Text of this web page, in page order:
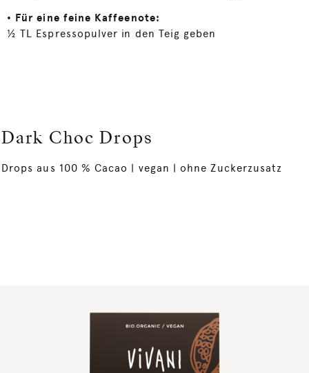
• Für eine feine Kaffeenote:
½ TL Espressopulver in den Teig geben
Dark Choc Drops
Drops aus 100 % Cacao | vegan | ohne Zuckerzusatz